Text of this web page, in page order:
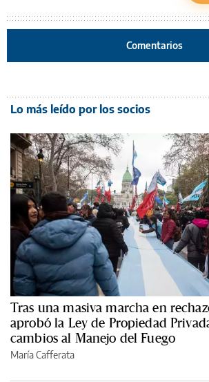
Comentarios
Lo más leído por los socios
Tras una masiva marcha en
aprobó la Ley de Propiedad
cambios al Manejo del Fuego
María Cafferata